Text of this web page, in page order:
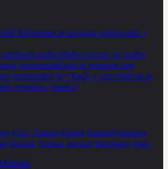
si propaga utilizzando i
attribuiti molti effetti avversi, lo studio
opportunità per le pazienti con
metastatico hr+/her2- e con tumore al
negativo (mtnbc)
Com. Stampa Epatiti featured Genetica
Science Scienza vaccini Veterinaria video